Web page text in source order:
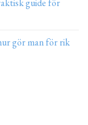
guide för
gör man för rik